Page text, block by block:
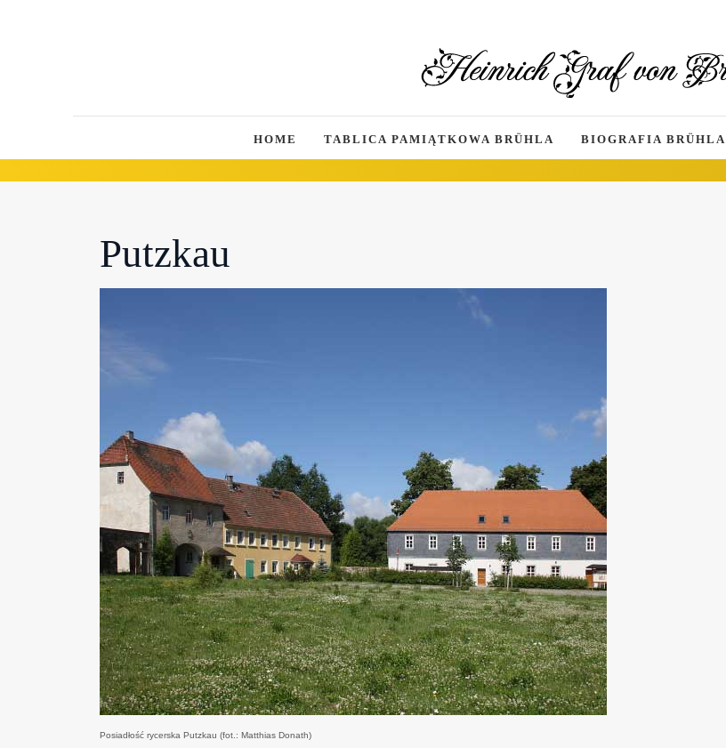
HOME TABLICA PAMIĄTKOWA BRÜHLA BIOGRAFIA BRÜHLA
Putzkau
Posiadłość rycerska Putzkau (fot.: Matthias Donath)